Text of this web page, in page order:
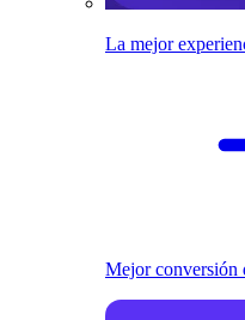
La mejor
Mejor conversión